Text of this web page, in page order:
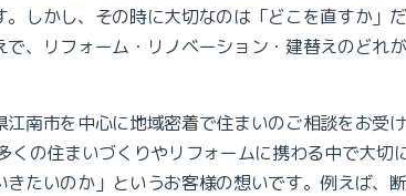
しかし、その時に大切なのは「どこを直すか」だ
、リフォーム・リノベーション・建替えのどれ
南市を中心に地域密着で住まいのご相談をお受
の住まいづくりやリフォームに携わる中で大切
きたいのか」というお客様の想いです。例えば、